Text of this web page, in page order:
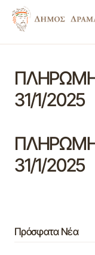
ΠΛΗΡΩΜΗ
31/1/2025
ΠΛΗΡΩΜΗ
31/1/2025
Πρόσφατα Νέα